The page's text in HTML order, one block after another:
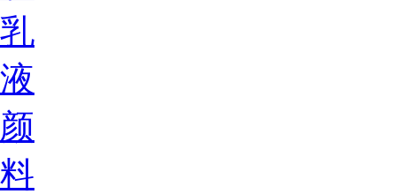
乳
液
颜
料